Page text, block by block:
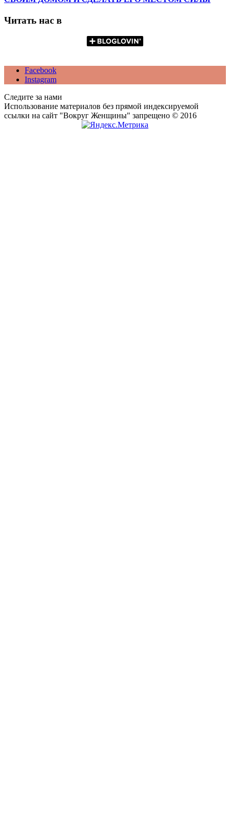
Читать нас в
Facebook
Instagram
Следите за нами
Использование материалов без прямой индексируемой
ссылки на сайт "Вокруг Женщины" запрещено © 2016